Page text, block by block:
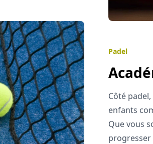
Padel
Côté
enfants
Que vous
progresser